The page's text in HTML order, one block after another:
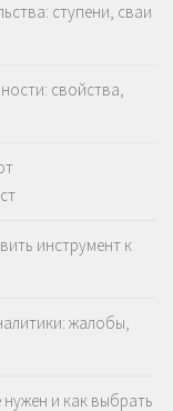
ступени, сваи
свойства,
инструмент к
жалобы,
нужен и как выбрать